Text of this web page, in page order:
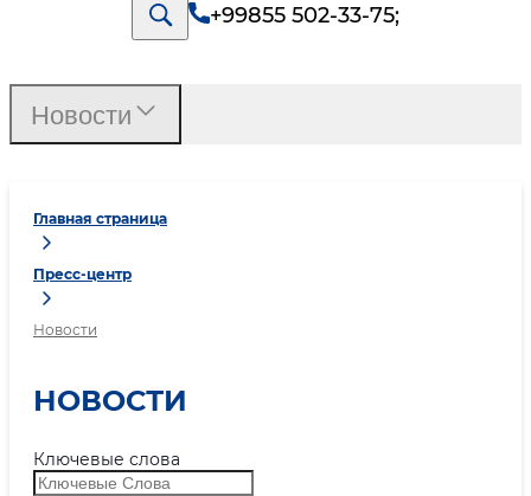
+99855 502-33-75;
Главная страница
Пресс-центр
Новости
НОВОСТИ
Ключевые слова
Новости